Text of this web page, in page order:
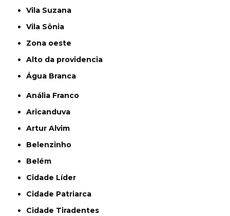
Vila Suzana
Vila Sônia
Zona oeste
alto da providencia
Água Branca
Anália Franco
Aricanduva
Artur Alvim
Belenzinho
Belém
Cidade Líder
Cidade Patriarca
Cidade Tiradentes